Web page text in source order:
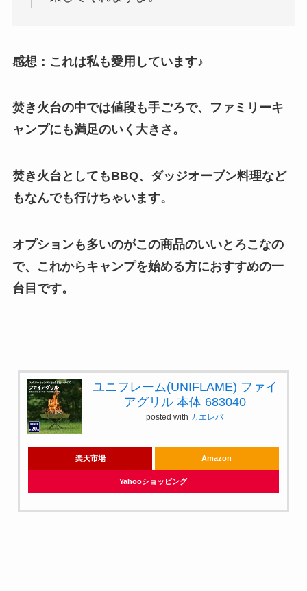
感想：これは私も愛用しています♪
焚き火台の中では値段も手ごろで、ファミリーキ
ャンプにも満足のいく大きさ。
焚き火台としてもBBQ、ダッジオーブン料理など
もなんでも行けちゃいます。
オプションも多いのがこの商品のいいとろこなの
で、これからキャンプを始める方におすすめの一
台目です。
ユニフレーム(UNIFLAME) ファイ
アグリル 本体 683040
posted with カエレバ
楽天市場 Amazon
Yahooショッピング